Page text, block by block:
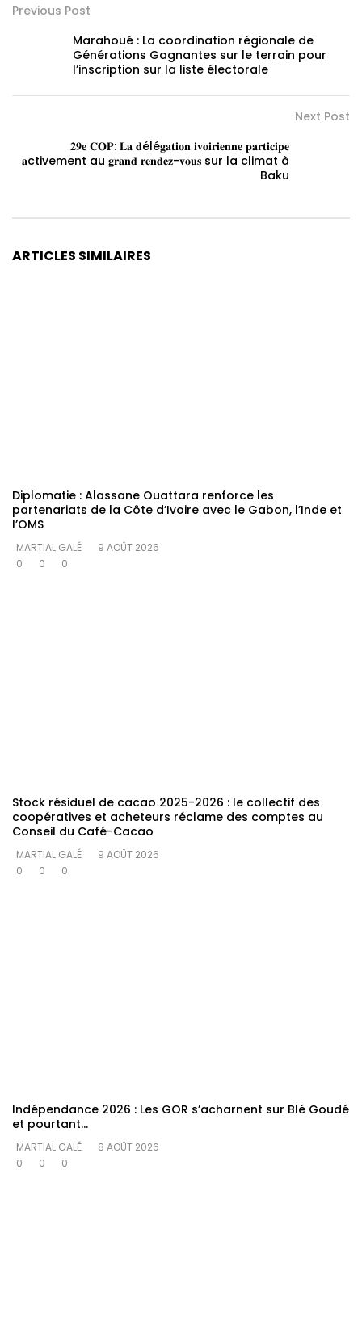
Previous Post
Marahoué : La coordination régionale de
Générations Gagnantes sur le terrain pour
l’inscription sur la liste électorale
Next Post
𝟐𝟗𝐞 𝐂𝐎𝐏: 𝐋𝐚 𝐝élé𝐠𝐚𝐭𝐢𝐨𝐧 𝐢𝐯𝐨𝐢𝐫𝐢𝐞𝐧𝐧𝐞 𝐩𝐚𝐫𝐭𝐢𝐜𝐢𝐩𝐞
𝐚ctivement au 𝐠𝐫𝐚𝐧𝐝 𝐫𝐞𝐧𝐝𝐞𝐳-𝐯𝐨𝐮𝐬 sur la climat à
Baku
ARTICLES SIMILAIRES
Diplomatie : Alassane Ouattara renforce les
partenariats de la Côte d’Ivoire avec le Gabon, l’Inde et
l’OMS
MARTIAL GALÉ
9 AOÛT 2026
0
0 0
Stock résiduel de cacao 2025-2026 : le collectif des
coopératives et acheteurs réclame des comptes au
Conseil du Café-Cacao
MARTIAL GALÉ
9 AOÛT 2026
0
0 0
Indépendance 2026 : Les GOR s’acharnent sur Blé Goudé
et pourtant…
MARTIAL GALÉ
8 AOÛT 2026
0
0 0